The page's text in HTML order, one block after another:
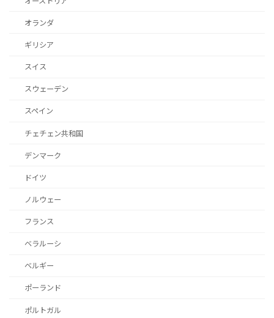
オランダ
ギリシア
スイス
スウェーデン
スペイン
チェチェン共和国
デンマーク
ドイツ
ノルウェー
フランス
ベラルーシ
ベルギー
ポーランド
ポルトガル